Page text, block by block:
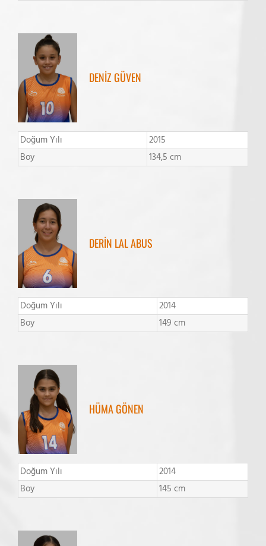
DENİZ GÜVEN
Doğum Yılı
2015
Boy
134,5 cm
DERİN LAL ABUS
Doğum Yılı
2014
Boy
149 cm
HÜMA GÖNEN
Doğum Yılı
2014
Boy
145 cm